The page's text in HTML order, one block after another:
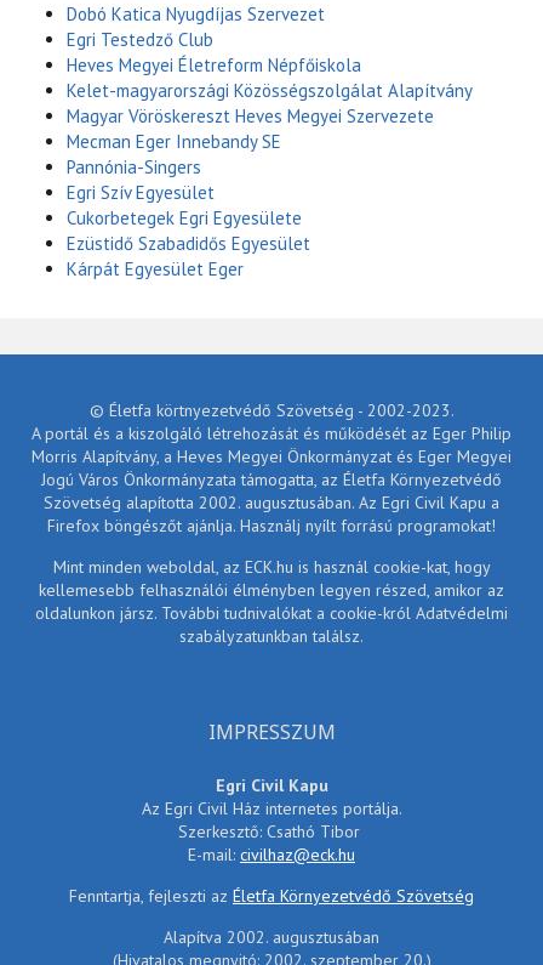
Dobó Katica Nyugdíjas Szervezet
Egri Testedző Club
Heves Megyei Életreform Népfőiskola
Kelet-magyarországi Közösségszolgálat Alapítvány
Magyar Vöröskereszt Heves Megyei Szervezete
Mecman Eger Innebandy SE
Pannónia-Singers
Egri Szív Egyesület
Cukorbetegek Egri Egyesülete
Ezüstidő Szabadidős Egyesület
Kárpát Egyesület Eger
© Életfa körtnyezetvédő Szövetség - 2002-2023.
A portál és a kiszolgáló létrehozását és működését az Eger Philip
Morris Alapítvány, a Heves Megyei Önkormányzat és Eger Megyei
Jogú Város Önkormányzata támogatta, az Életfa Környezetvédő
Szövetség alapította 2002. augusztusában. Az Egri Civil Kapu a
Firefox böngészőt ajánlja. Használj nyílt forrású programokat!
Mint minden weboldal, az ECK.hu is használ cookie-kat, hogy
kellemesebb felhasználói élményben legyen részed, amikor az
oldalunkon jársz. További tudnivalókat a cookie-król Adatvédelmi
szabályzatunkban találsz.
IMPRESSZUM
Egri Civil Kapu
Az Egri Civil Ház internetes portálja.
Szerkesztő: Csathó Tibor
E-mail: civilhaz@eck.hu
Fenntartja, fejleszti az Életfa Környezetvédő Szövetség
Alapítva 2002. augusztusában
(Hivatalos megnyitó: 2002. szeptember 20.)